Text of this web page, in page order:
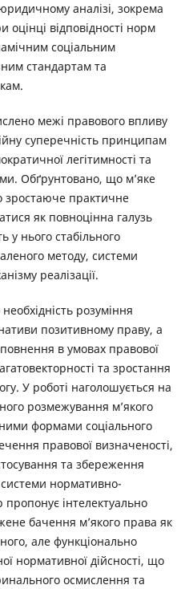
аналізі, зокрема
оцінці відповідності норм
соціальним
стандартам та
межі правового впливу
суперечність принципам
легітимності та
Обґрунтовано, що м’яке
практичне
як повноцінна галузь
у нього стабільного
методу, системи
реалізації.
розуміння
позитивному праву, а
в умовах правової
та зростання
У роботі наголошується на
розмежування м’якого
формами соціального
правової визначеності,
та збереження
нормативно-
інтелектуально
бачення м’якого права як
але функціонально
нормативної дійсності, що
осмислення та